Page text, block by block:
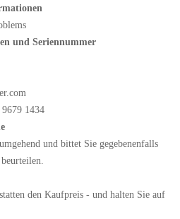
und Seriennummer
1434
und bittet Sie gegebenenfalls
den Kaufpreis - und halten Sie auf